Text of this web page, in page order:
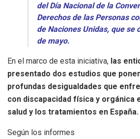
del Día Nacional de la
Derechos de las Personas
de Naciones Unidas, que se
de mayo.
En el marco de esta iniciativa, las
presentado dos estudios que
profundas desigualdades que
con discapacidad física y orgánica
salud y los tratamientos en España.
Según los informes